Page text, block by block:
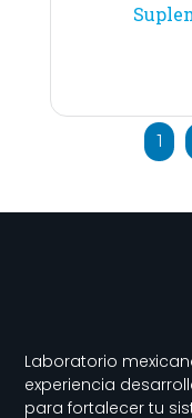
1
Laboratorio
experiencia
para fortalecer tu